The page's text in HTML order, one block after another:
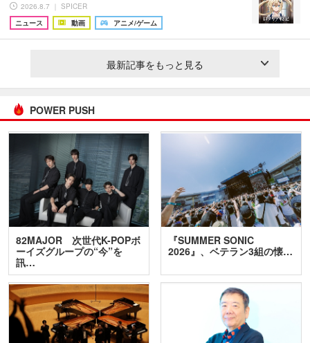
2026.8.7 ｜ SPICER
ニュース
動画 アニメ/ゲーム
最新記事をもっと見る
POWER PUSH
82MAJOR 次世代K-POPボ
ーイズグループの“今”を
訊…
『SUMMER SONIC
2026』、ベテラン3組の懐…